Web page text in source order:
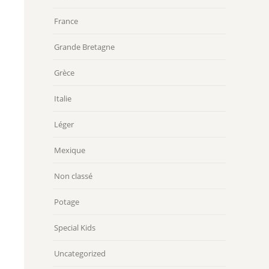
France
Grande Bretagne
Grèce
Italie
Léger
Mexique
Non classé
Potage
Special Kids
Uncategorized